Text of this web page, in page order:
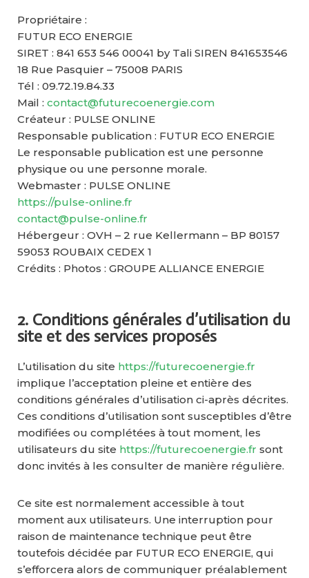
Propriétaire :
FUTUR ECO ENERGIE
SIRET : 841 653 546 00041 by Tali SIREN 841653546
18 Rue Pasquier – 75008 PARIS
Tél : 09.72.19.84.33
Mail : contact@futurecoenergie.com
Créateur : PULSE ONLINE
Responsable publication : FUTUR ECO ENERGIE
Le responsable publication est une personne
physique ou une personne morale.
Webmaster : PULSE ONLINE
https://pulse-online.fr
contact@pulse-online.fr
Hébergeur : OVH – 2 rue Kellermann – BP 80157
59053 ROUBAIX CEDEX 1
Crédits : Photos : GROUPE ALLIANCE ENERGIE
2. Conditions générales d’utilisation du
site et des services proposés
L’utilisation du site https://futurecoenergie.fr
implique l’acceptation pleine et entière des
conditions générales d’utilisation ci-après décrites.
Ces conditions d’utilisation sont susceptibles d’être
modifiées ou complétées à tout moment, les
utilisateurs du site https://futurecoenergie.fr sont
donc invités à les consulter de manière régulière.
Ce site est normalement accessible à tout
moment aux utilisateurs. Une interruption pour
raison de maintenance technique peut être
toutefois décidée par FUTUR ECO ENERGIE, qui
s’efforcera alors de communiquer préalablement